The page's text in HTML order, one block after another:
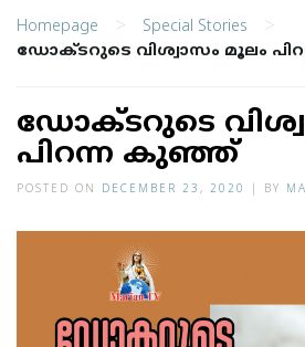
Homepage > Special Stories >
ഡോക്ടറുടെ വിശ്വാസം മൂലം
ഡോക്ടറുടെ
പിറന്ന കുഞ്ഞ്
POSTED ON DECEMBER 23, 2020 BY